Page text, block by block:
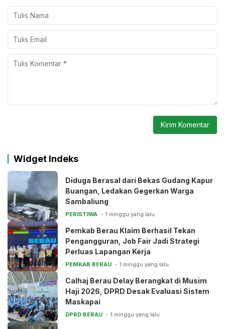
Widget Indeks
Diduga Berasal dari Bekas Gudang Kapur
Buangan, Ledakan Gegerkan Warga
Sambaliung
PERISTIWA 1 minggu yang lalu
Pemkab Berau Klaim Berhasil Tekan
Pengangguran, Job Fair Jadi Strategi
Perluas Lapangan Kerja
PEMKAB BERAU 1 minggu yang lalu
Calhaj Berau Delay Berangkat di Musim
Haji 2026, DPRD Desak Evaluasi Sistem
Maskapai
DPRD BERAU 1 minggu yang lalu